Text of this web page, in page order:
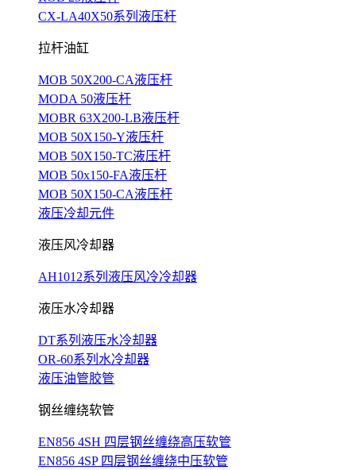
CX-LA40X50系列液压杆
拉杆油缸
MOB 50X200-CA液压杆
MODA 50液压杆
MOBR 63X200-LB液压杆
MOB 50X150-Y液压杆
MOB 50X150-TC液压杆
MOB 50x150-FA液压杆
MOB 50X150-CA液压杆
液压冷却元件
液压风冷却器
AH1012系列液压风冷冷却器
液压水冷却器
DT系列液压水冷却器
OR-60系列水冷却器
液压油管胶管
钢丝缠绕软管
EN856 4SH 四层钢丝缠绕高压软管
EN856 4SP 四层钢丝缠绕中压软管